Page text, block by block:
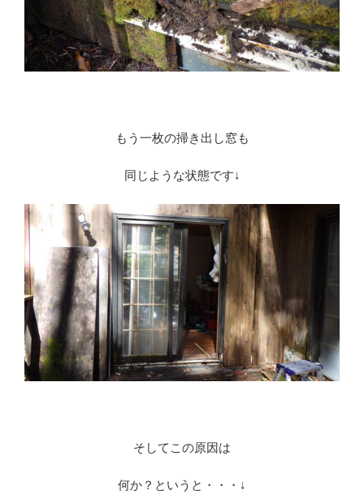
もう一枚の掃き出し窓も
同じような状態です↓
そしてこの原因は
何か？というと・・・↓